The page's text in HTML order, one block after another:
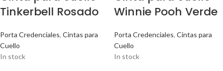
Tinkerbell Rosado
Porta Credenciales, Cintas para
Cuello
In stock
Winnie Pooh Verde
Porta Credenciales, Cintas para
Cuello
In stock